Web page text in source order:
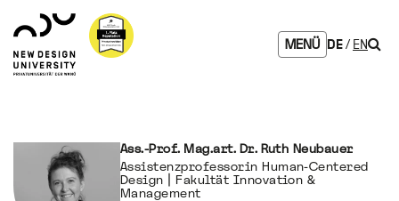
Inhalt
Hauptnavigation
Footernavigation
Logo
NDU
verlinkt
zur
MENÜ DE EN
Ass.-Prof. Mag.art. Dr. Ruth Neubauer
Assistenzprofessorin Human-Centered
Design | Fakultät Innovation &
Management